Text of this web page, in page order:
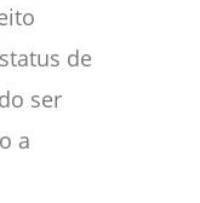
de
ser
a